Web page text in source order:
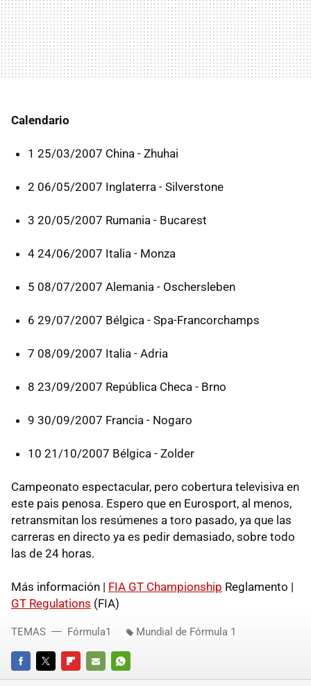
Calendario
1 25/03/2007 China - Zhuhai
2 06/05/2007 Inglaterra - Silverstone
3 20/05/2007 Rumania - Bucarest
4 24/06/2007 Italia - Monza
5 08/07/2007 Alemania - Oschersleben
6 29/07/2007 Bélgica - Spa-Francorchamps
7 08/09/2007 Italia - Adria
8 23/09/2007 República Checa - Brno
9 30/09/2007 Francia - Nogaro
10 21/10/2007 Bélgica - Zolder
Campeonato espectacular, pero cobertura televisiva en
este pais penosa. Espero que en Eurosport, al menos,
retransmitan los resúmenes a toro pasado, ya que las
carreras en directo ya es pedir demasiado, sobre todo
las de 24 horas.
Más información | FIA GT Championship Reglamento |
GT Regulations (FIA)
FACEBOOKTWITTERFLIPBOARD
E-
WHATSAPP
TEMAS Fórmula1 Mundial de Fórmula 1